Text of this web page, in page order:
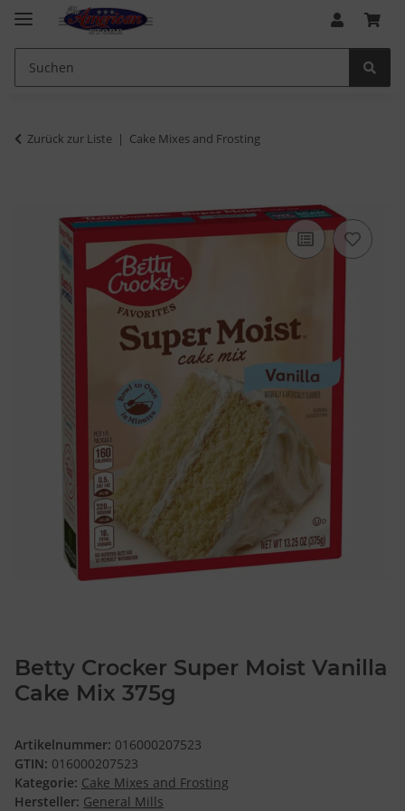
Zurück zur Liste Cake Mixes and Frosting
Betty Crocker Super Moist Vanilla
Cake Mix 375g
Artikelnummer: 016000207523
GTIN: 016000207523
Kategorie: Cake Mixes and Frosting
Hersteller: General Mills